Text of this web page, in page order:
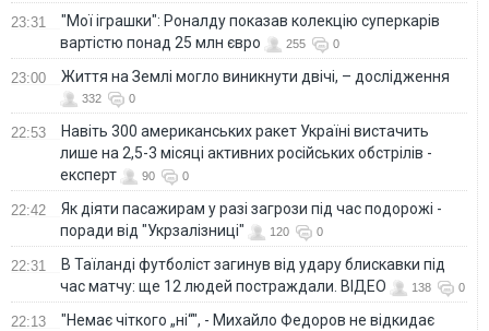
23:31
"Мої іграшки": Роналду показав колекцію суперкарів
вартістю понад 25 млн євро
255 0
23:00 Життя на Землі могло виникнути двічі, – дослідження
332 0
22:53
Навіть 300 американських ракет Україні вистачить
лише на 2,5-3 місяці активних російських обстрілів -
експерт
90 0
22:42
Як діяти пасажирам у разі загрози під час подорожі -
поради від "Укрзалізниці"
120 0
22:31
В Таїланді футболіст загинув від удару блискавки під
час матчу: ще 12 людей постраждали. ВІДЕО
138 0
22:13
"Немає чіткого „ні“", - Михайло Федоров не відкидає